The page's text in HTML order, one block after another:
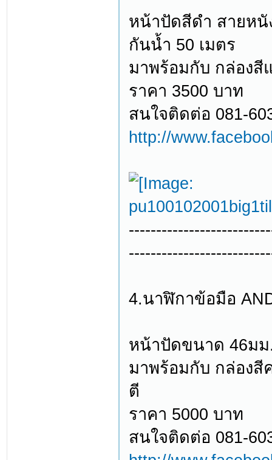
หน้าปัดสีดำ สายหนั
กันน้ำ 50 เมตร
มาพร้อมกับ กล่องสี
ราคา 3500 บาท
สนใจติดต่อ 081-
http://
4.นาฬิกาข้อมือ
หน้าปัดขนาด 46มม.
มาพร้อมกับ กล่องสี
ตี
ราคา 5000 บาท
สนใจติดต่อ 081-